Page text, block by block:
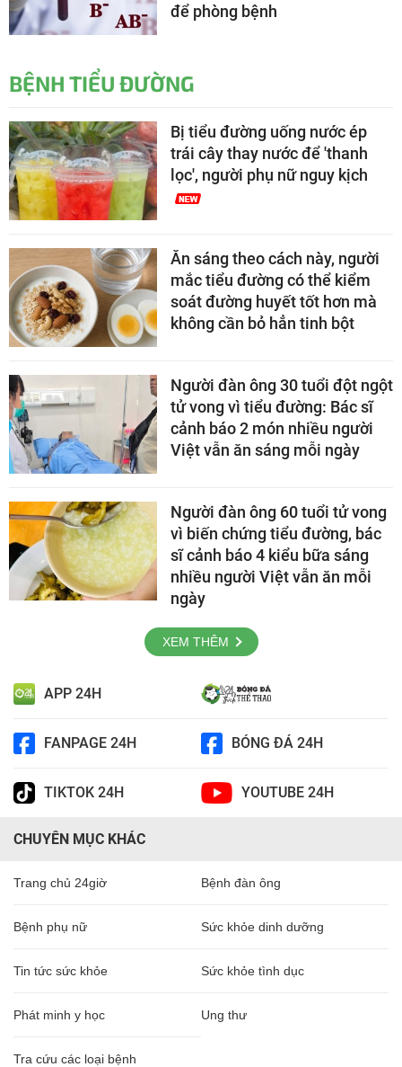
để phòng bệnh
BỆNH TIỂU ĐƯỜNG
Bị tiểu đường uống nước ép
trái cây thay nước để 'thanh
lọc', người phụ nữ nguy kịch
Ăn sáng theo cách này, người
mắc tiểu đường có thể kiểm
soát đường huyết tốt hơn mà
không cần bỏ hẳn tinh bột
Người đàn ông 30 tuổi đột ngột
tử vong vì tiểu đường: Bác sĩ
cảnh báo 2 món nhiều người
Việt vẫn ăn sáng mỗi ngày
Người đàn ông 60 tuổi tử vong
vì biến chứng tiểu đường, bác
sĩ cảnh báo 4 kiểu bữa sáng
nhiều người Việt vẫn ăn mỗi
ngày
XEM THÊM
APP 24H
FANPAGE 24H BÓNG ĐÁ 24H
TIKTOK 24H YOUTUBE 24H
CHUYÊN MỤC KHÁC
Trang chủ 24giờ Bệnh đàn ông
Bệnh phụ nữ Sức khỏe dinh dưỡng
Tin tức sức khỏe Sức khỏe tình dục
Phát minh y học Ung thư
Tra cứu các loại bệnh